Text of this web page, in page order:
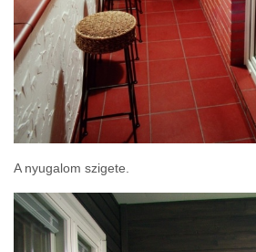
A nyugalom szigete.